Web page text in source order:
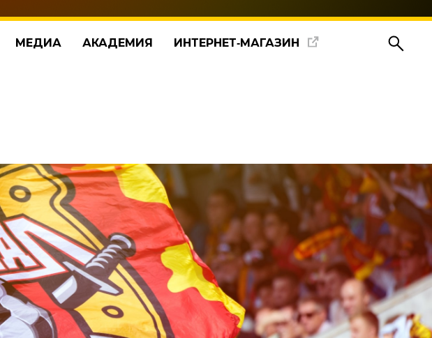
МЕДИА АКАДЕМИЯ ИНТЕРНЕТ‑МАГАЗИН